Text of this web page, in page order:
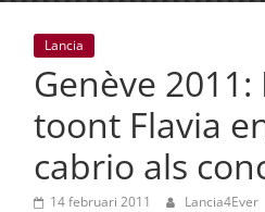
dell'Automobile
Italiana
autonieuws
lifestyle
Lancia
Genève 2011:
toont Flavia
cabrio als
14 februari 2011 Lancia4Ever